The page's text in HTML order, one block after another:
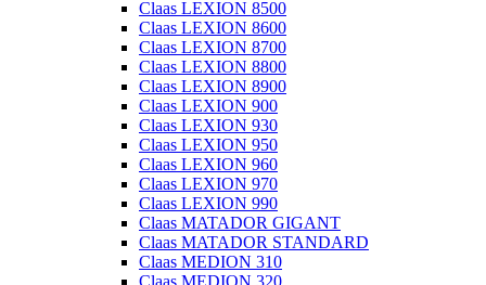
Claas LEXION 8500
Claas LEXION 8600
Claas LEXION 8700
Claas LEXION 8800
Claas LEXION 8900
Claas LEXION 900
Claas LEXION 930
Claas LEXION 950
Claas LEXION 960
Claas LEXION 970
Claas LEXION 990
Claas MATADOR GIGANT
Claas MATADOR STANDARD
Claas MEDION 310
Claas MEDION 320